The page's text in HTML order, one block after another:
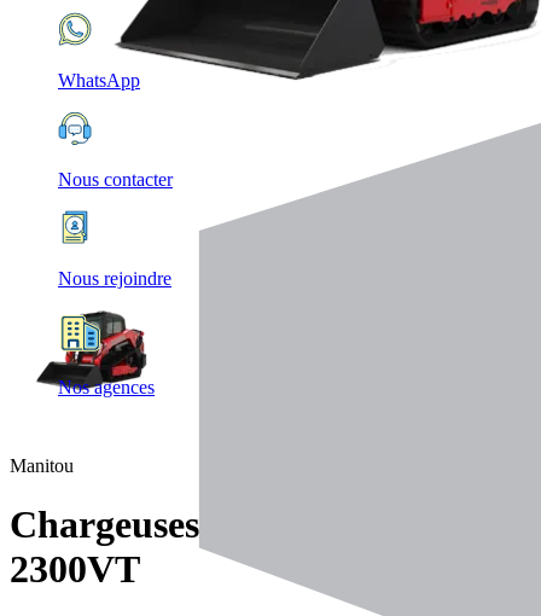
WhatsApp
Nous contacter
Nous rejoindre
Nos agences
Manitou
Chargeuses articulées
2300VT